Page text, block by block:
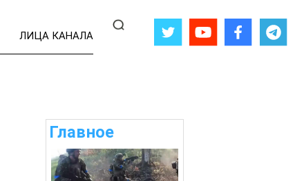
ЛИЦА КАНАЛА
Главное